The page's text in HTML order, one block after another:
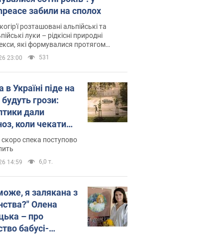
забили на сполох
розташовані альпійські та
луки – рідкісні природні
які формувалися протягом
23:00 531
в Україні піде на
грози:
дали
коли чекати
погоди
скоро спека поступово
14:59 6,0 т.
я залякана з
Олена
– про
бабусі-